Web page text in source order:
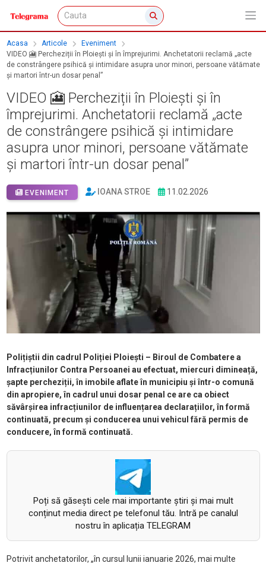
Acasa Articole
Eveniment
VIDEO 🎦 Percheziții în Ploiești și în împrejurimi. Anchetatorii reclamă „acte
de constrângere psihică și intimidare asupra unor minori, persoane vătămate
și martori într-un dosar penal”
VIDEO 🎦 Percheziții în Ploiești și în
împrejurimi. Anchetatorii reclamă „acte
de constrângere psihică și intimidare
asupra unor minori, persoane vătămate
și martori într-un dosar penal”
EVENIMENT IOANA STROE 11.02.2026
Polițiștii din cadrul Poliției Ploiești – Biroul de Combatere a
Infracțiunilor Contra Persoanei au efectuat, miercuri dimineață,
șapte percheziții, în imobile aflate în municipiu și într-o comună
din apropiere, în cadrul unui dosar penal ce are ca obiect
săvârșirea infracțiunilor de influențarea declarațiilor, în formă
continuată, precum și conducerea unui vehicul fără permis de
conducere, în formă continuată.
Poți să găsești cele mai importante știri și mai mult
conținut media direct pe telefonul tău. Intră pe canalul
nostru în aplicația TELEGRAM
Potrivit anchetatorilor, „în cursul lunii ianuarie 2026, mai multe